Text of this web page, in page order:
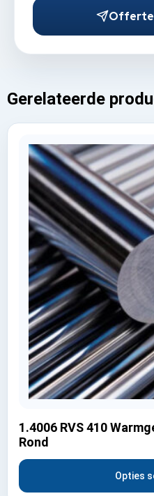
Offerte
Gerelateerde
1.4006 RVS 410
Rond
Opties